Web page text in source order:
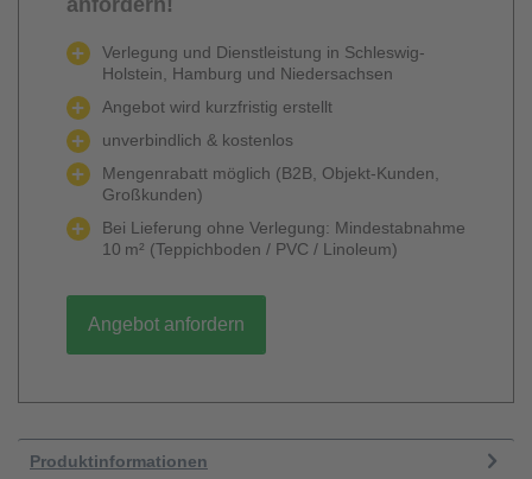
anfordern!
Verlegung und Dienstleistung in Schleswig-
Holstein, Hamburg und Niedersachsen
Angebot wird kurzfristig erstellt
unverbindlich & kostenlos
Mengenrabatt möglich (B2B, Objekt-Kunden,
Großkunden)
Bei Lieferung ohne Verlegung: Mindestabnahme
10 m² (Teppichboden / PVC / Linoleum)
Angebot anfordern
Produktinformationen